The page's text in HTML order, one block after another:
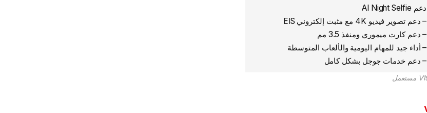
دعم AI Night Selfie
– دعم تصوير فيديو 4K مع مثبت إلكتروني EIS
– دعم كارت ميموري ومنفذ 3.5 مم
– أداء جيد للمهام اليومية والألعاب المتوسطة
– دعم خدمات جوجل بشكل كامل